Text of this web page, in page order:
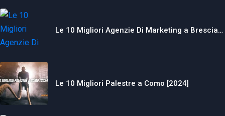
Le 10 Migliori Agenzie Di Marketing a Brescia…
Le 10 Migliori Palestre a Como [2024]